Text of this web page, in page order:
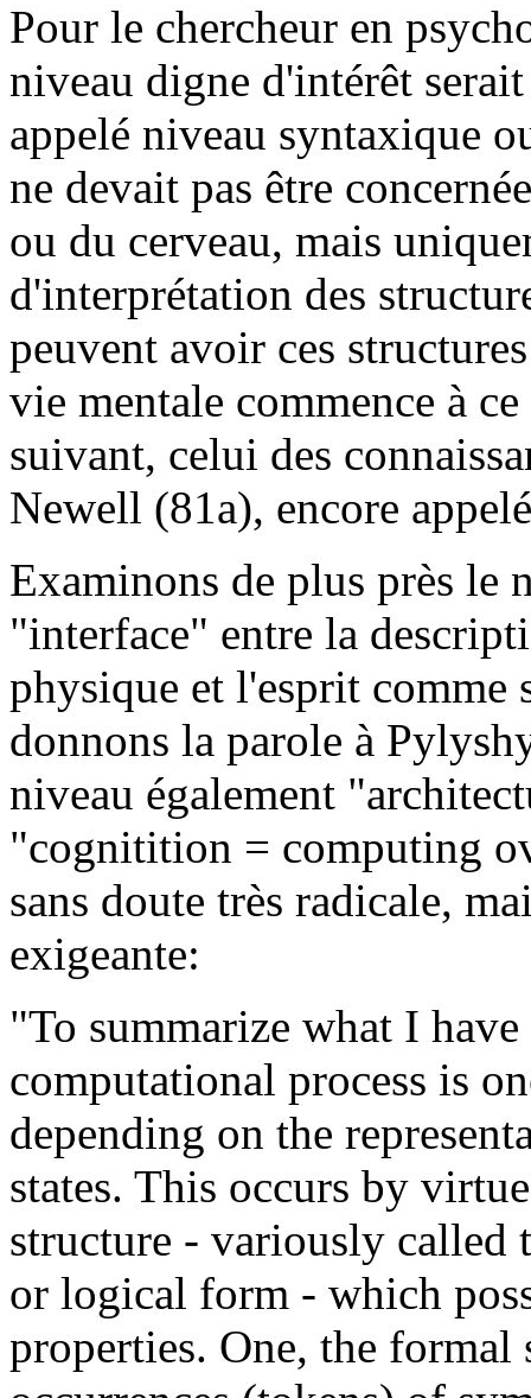
Pour le chercheur en
niveau digne d'intérêt
appelé niveau syntaxique
ne devait pas être
ou du cerveau, mais
d'interprétation des
peuvent avoir ces
vie mentale commence à
suivant, celui des
Newell (81a), encore
Examinons de plus près le
"interface" entre la
physique et l'esprit comme
donnons la parole à
niveau également
"cognitition = computing
sans doute très radicale,
exigeante:
"To summarize what I
computational process is
depending on the
states. This occurs by
structure - variously called
or logical form - which
properties. One, the